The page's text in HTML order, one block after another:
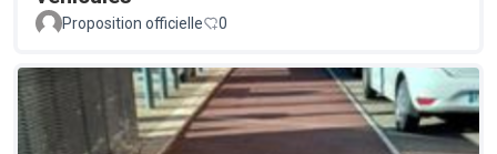
Proposition officielle 0